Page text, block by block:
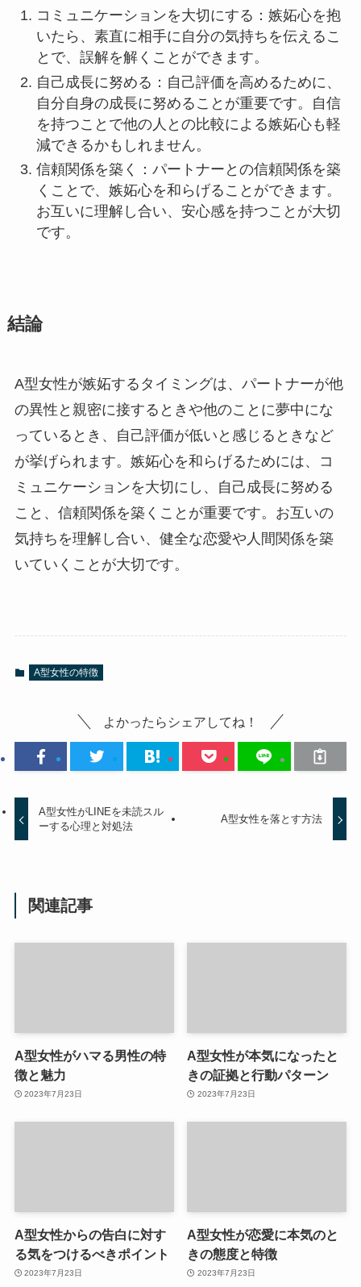
コミュニケーションを大切にする：嫉妬心を抱
いたら、素直に相手に自分の気持ちを伝えるこ
とで、誤解を解くことができます。
自己成長に努める：自己評価を高めるために、
自分自身の成長に努めることが重要です。自信
を持つことで他の人との比較による嫉妬心も軽
減できるかもしれません。
信頼関係を築く：パートナーとの信頼関係を築
くことで、嫉妬心を和らげることができます。
お互いに理解し合い、安心感を持つことが大切
です。
結論
A型女性が嫉妬するタイミングは、パートナーが他
の異性と親密に接するときや他のことに夢中にな
っているとき、自己評価が低いと感じるときなど
が挙げられます。嫉妬心を和らげるためには、コ
ミュニケーションを大切にし、自己成長に努める
こと、信頼関係を築くことが重要です。お互いの
気持ちを理解し合い、健全な恋愛や人間関係を築
いていくことが大切です。
A型女性の特徴
よかったらシェアしてね！
A型女性がLINEを未読スル
ーする心理と対処法
A型女性を落とす方法
関連記事
A型女性がハマる男性の特
徴と魅力
2023年7月23日
A型女性が本気になったと
きの証拠と行動パターン
2023年7月23日
A型女性からの告白に対す
る気をつけるべきポイント
2023年7月23日
A型女性が恋愛に本気のと
きの態度と特徴
2023年7月23日